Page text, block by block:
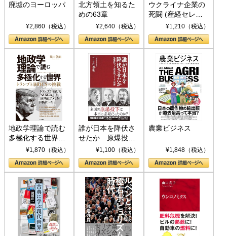
廃墟のヨーロッパ
¥2,860（税込）
北方領土を知るた
めの63章
¥2,640（税込）
ウクライナ企業の
死闘 (産経セレク
ト S 039)¥1,210（税込）
地政学理論で読む
多極化する世界：
トランプとBRICS
の挑戦
¥1,870（税込）
誰が日本を降伏さ
せたか 原爆投
下、ソ連参戦、そ
して聖断 (PHP新
書)
¥1,100（税込）
農業ビジネス
¥1,848（税込）